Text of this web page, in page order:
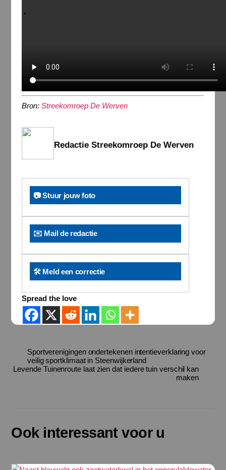
Bron: Streekomroep De Werven
Redactie Streekomroep De Werven
📷 Stuur jouw foto
✉️ Mail de redactie
🛠️ Meld een correctie
Spread the love
Sportverenigingen ondertekenen intentieverklaring voor
veilig sportklimaat in Steenwijkerland
Levende Tuinenroute laat zien dat iedere tuin verschil kan
maken
Ook interessant voor u